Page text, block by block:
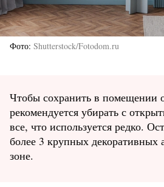
Фото Shutterstock/Fotodom.ru
Чтобы сохранить в помещении
рекомендуется убирать с
все, что используется редко.
более 3 крупных декоративных
зоне.